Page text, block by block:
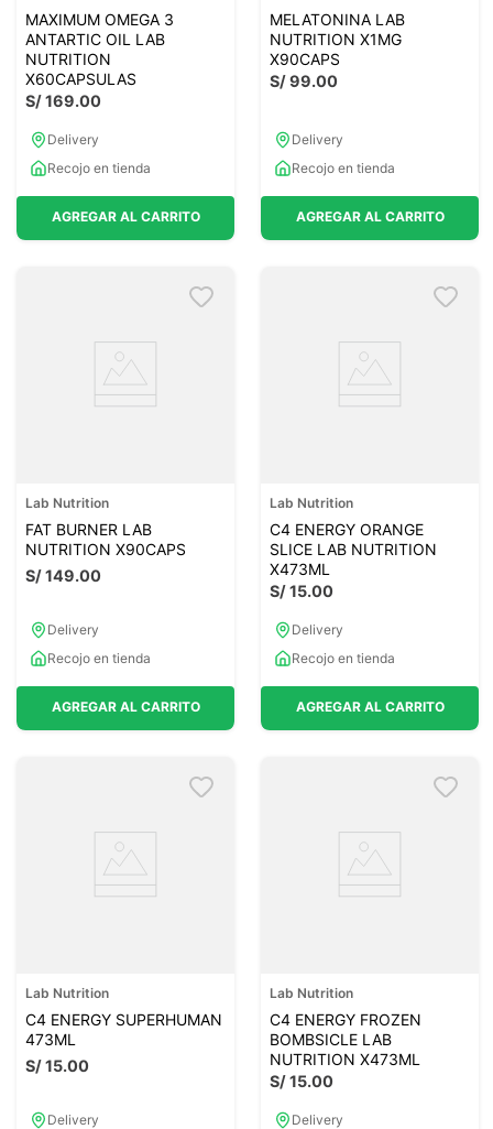
MAXIMUM OMEGA 3
ANTARTIC OIL LAB
NUTRITION
X60CAPSULAS
S/169.00
Delivery
Recojo en tienda
AGREGAR AL CARRITO
MELATONINA LAB
NUTRITION X1MG
X90CAPS
S/99.00
Delivery
Recojo en tienda
AGREGAR AL CARRITO
Lab Nutrition
FAT BURNER LAB
NUTRITION X90CAPS
S/149.00
Delivery
Recojo en tienda
AGREGAR AL CARRITO
Lab Nutrition
C4 ENERGY ORANGE
SLICE LAB NUTRITION
X473ML
S/15.00
Delivery
Recojo en tienda
AGREGAR AL CARRITO
Lab Nutrition
C4 ENERGY SUPERHUMAN
473ML
S/15.00
Delivery
Lab Nutrition
C4 ENERGY FROZEN
BOMBSICLE LAB
NUTRITION X473ML
S/15.00
Delivery